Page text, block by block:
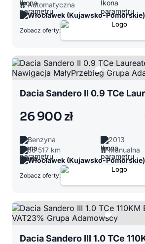
Automatyczna
Włocławek (Kujawsko-Pomorskie)
Zobacz oferty:
26 900 zł
Benzyna
2013
56 517 km
Manualna
Włocławek (Kujawsko-Pomorskie)
Zobacz oferty: